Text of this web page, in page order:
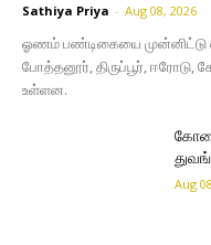
Sathiya Priya - Aug 08, 2026
ஓணம் பண்டிகையை
போத்தனூர், திருப்பூர், ஈரோடு,
உள்ளன.
Aug